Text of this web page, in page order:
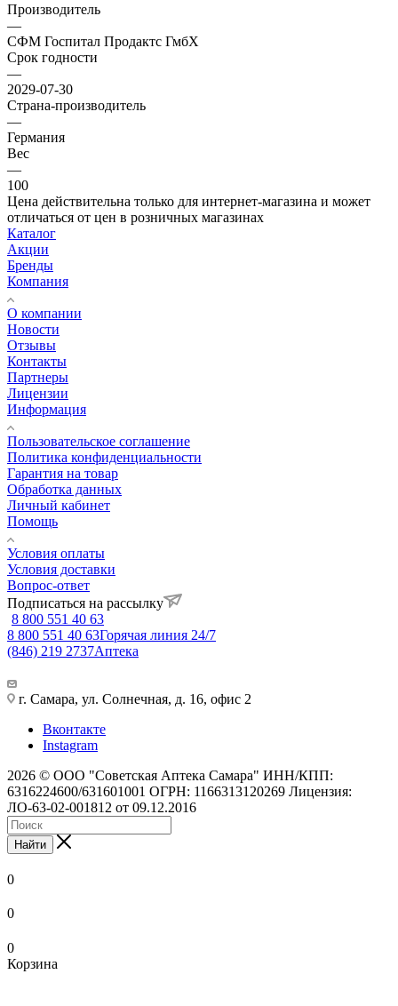
Производитель
—
СФМ Госпитал Продактс ГмбХ
Срок годности
—
2029-07-30
Страна-производитель
—
Германия
Вес
—
100
Цена действительна только для интернет-магазина и может
отличаться от цен в розничных магазинах
Каталог
Акции
Бренды
Компания
О компании
Новости
Отзывы
Контакты
Партнеры
Лицензии
Информация
Пользовательское соглашение
Политика конфиденциальности
Гарантия на товар
Обработка данных
Личный кабинет
Помощь
Условия оплаты
Условия доставки
Вопрос-ответ
Подписаться на рассылку
8 800 551 40 63
8 800 551 40 63Горячая линия 24/7
(846) 219 2737Аптека
г. Самара, ул. Солнечная, д. 16, офис 2
Вконтакте
Instagram
2026 © ООО "Советская Аптека Самара" ИНН/КПП:
6316224600/631601001 ОГРН: 1166313120269 Лицензия:
ЛО-63-02-001812 от 09.12.2016
Найти
0
0
0
Корзина